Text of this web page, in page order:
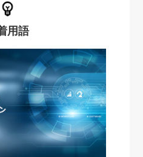
用語